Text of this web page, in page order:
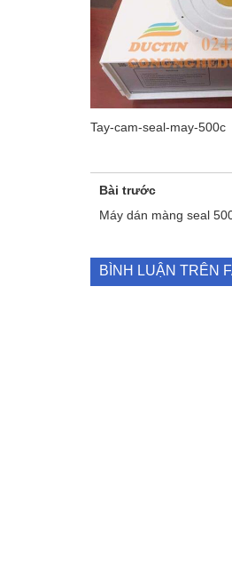
Tay-cam-seal-may-500c
Bài trước
Máy dán màng seal
BÌNH LUẬN TRÊN